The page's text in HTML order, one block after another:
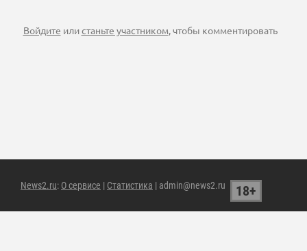
Войдите илистаньте участником, чтобы комментировать
News2.ru: О сервисе | Статистика | admin@news2.ru 18+